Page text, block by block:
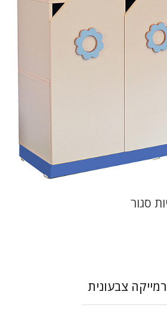
סגור
צבעונית